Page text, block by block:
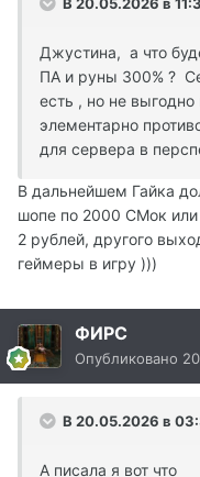
Джустина, а что
ПА и руны 300% ?
есть , но не
элементарно
для сервера в
В дальнейшем Гайка
шопе по 2000 СМок
2 рублей, другого
геймеры в игру )))
ФИРС
Опубликовано
В 20.05.2026 в
А писала я вот что